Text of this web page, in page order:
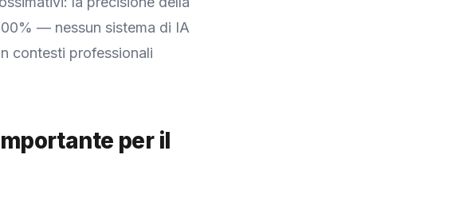
— nessun sistema di IA
contesti professionali
per il